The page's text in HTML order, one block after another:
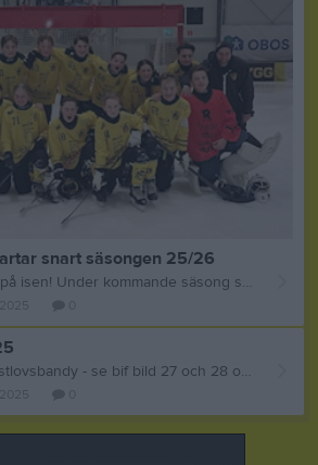
snart säsongen 25/26
Snart dags att glida ut på isen! Under kommande säsong så har vi en gemensam träningsgrupp med P16, dvs födda 2010-2012 kör ihop. Vi tränar tisdag, torsdag och fredag. Då det gäller spel och matcher så har vi planen att spela med ett kombinerat U15 ihop med Fredriksberg, bestående av 2011 och 2012 som "bas" men också med ett par överåriga tjejer och ev några dispenser. Vi är med i U15 småland. 6 lag med 3 möten per lag, vilket ger 15 matcher. För intresse om mer info eller frågor kontakta Staffan Lothsson 070 3337108. Väl mött i vinter!
Åby arrangerar i år höstlovsbandy - se bif bild 27 och 28 oktober Hör av er om ni undrar mer - annars anmäl er på direkten!